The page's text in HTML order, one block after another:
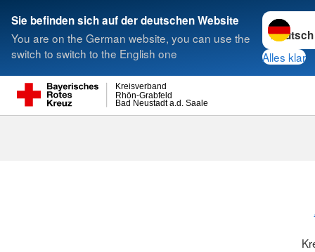
Sie befinden sich auf der deutschen Website
You are on the German website, you can use the
switch to switch to the English one
Sprache
Alles klar
Bad Neustadt a.d. Saale
Rhön-Grabfeld
Kreisverband
Suche